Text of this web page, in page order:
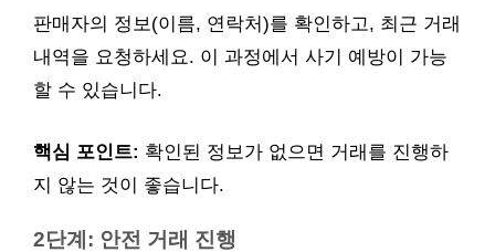
판매자의 정보(이름, 연락처)를 확인하고, 최근 거래
내역을 요청하세요. 이 과정에서 사기 예방이 가능
할 수 있습니다.
핵심 포인트: 확인된 정보가 없으면 거래를 진행하
지 않는 것이 좋습니다.
2단계: 안전 거래 진행